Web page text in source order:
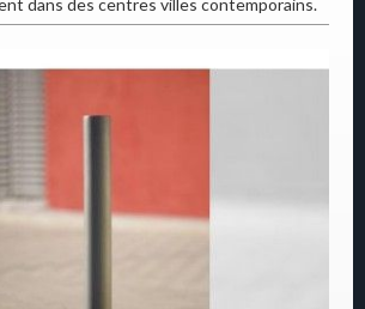
dans des centres villes contemporains.